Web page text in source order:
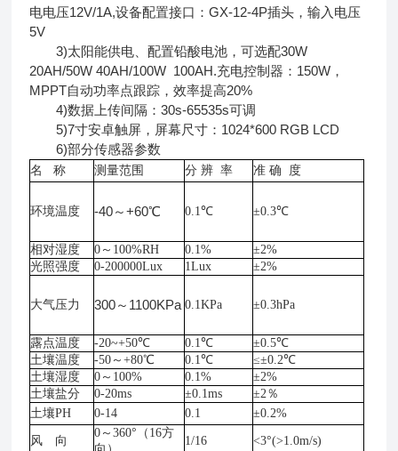
电电压12V/1A,设备配置接口：GX-12-4P插头，输入电压
5V
3)太阳能供电、配置铅酸电池，可选配30W
20AH/50W 40AH/100W 100AH.充电控制器：150W，
MPPT自动功率点跟踪，效率提高20%
4)数据上传间隔：30s-65535s可调
5)7寸安卓触屏，屏幕尺寸：1024*600 RGB LCD
6)部分传感器参数
名 称 测量范围 分 辨 率 准 确 度
环境温度 -40～+60℃ 0.1℃ ±0.3℃
相对湿度 0～100%RH 0.1%
±2%
光照强度
0-200000Lux 1Lux ±2%
大气压力 300～1100KPa 0.1KPa ±0.3hPa
露点温度 -20~+50℃ 0.1℃
±0.5℃
土壤温度
-50～+80℃ 0.1℃
≤±0.2℃
土壤湿度
0～100% 0.1%
±2%
土壤盐分
0-20ms ±0.1ms
±2％
土壤PH 0-14 0.1 ±0.2%
风 向
0～360°（16方
1/16 <3°(>1.0m/s)